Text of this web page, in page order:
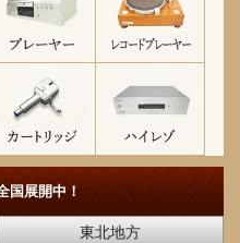
国展開中！
東北地方